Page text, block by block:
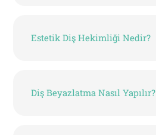
Estetik Diş Hekimliği Nedir?
Diş Beyazlatma Nasıl Yapılır?